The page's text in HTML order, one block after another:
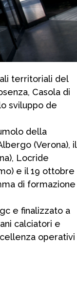
territoriali del
Casola di
sviluppo de
della
(Verona), il
Locride
e il 19 ottobre
di formazione
e finalizzato a
calciatori e
operativi